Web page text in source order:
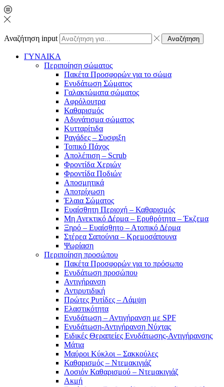
Αναζήτηση input Αναζήτηση
ΓΥΝΑΙΚΑ
Περιποίηση σώματος
Πακέτα Προσφορών για το σώμα
Ενυδάτωση Σώματος
Γαλακτώματα σώματος
Αφρόλουτρα
Καθαρισμός
Αδυνάτισμα σώματος
Κυτταρίτιδα
Ραγάδες – Συσφιξη
Τοπικό Πάχος
Απολέπιση – Scrub
Φροντίδα Χεριών
Φροντίδα Ποδιών
Αποσμητικά
Αποτρίχωση
Έλαια Σώματος
Ευαίσθητη Περιοχή – Καθαρισμός
Μη Ανεκτικό Δέρμα – Ερυθρότητα – Έκζεμα
Ξηρό – Ευαίσθητο – Ατοπικό Δέρμα
Στέρεα Σαπούνια – Κρεμοσάπουνα
Ψωρίαση
Περιποίηση προσώπου
Πακέτα Προσφορών για το πρόσωπο
Ενυδάτωση προσώπου
Αντιγήρανση
Αντιρυτιδική
Πρώτες Ρυτίδες – Λάμψη
Ελαστικότητα
Ενυδάτωση – Αντιγήρανση με SPF
Ενυδάτωση-Αντιγήρανση Νύχτας
Ειδικές Θεραπείες Ενυδάτωσης-Αντιγήρανσης
Μάτια
Μαύροι Κύκλοι – Σακκούλες
Καθαρισμός – Ντεμακιγιάζ
Λοσιόν Καθαρισμού – Ντεμακιγιάζ
Ακμή